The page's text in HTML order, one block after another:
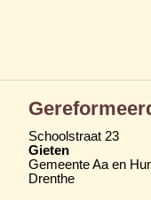
Schoolstraat 23
Gieten
Gemeente Aa en
Drenthe